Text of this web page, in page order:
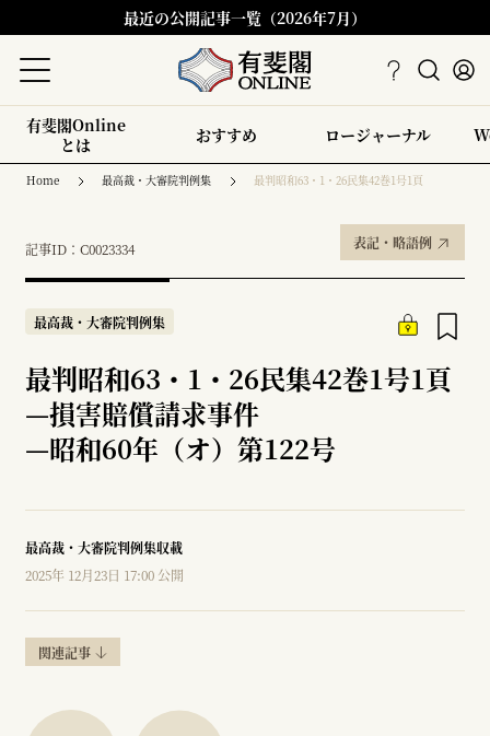
最近の公開記事一覧（2026年7月）
有斐閣Online
とは
おすすめ ロージャーナル
Home 最高裁・大審院判例集 最判昭和63・1・26民集42巻1号1頁
記事ID：C0023334 表記・略語例
最高裁・大審院判例集
最判昭和63・1・26民集42巻1号1頁
—損害賠償請求事件
—昭和60年（オ）第122号
最高裁・大審院判例集収載
2025年 12月23日 17:00 公開
関連記事